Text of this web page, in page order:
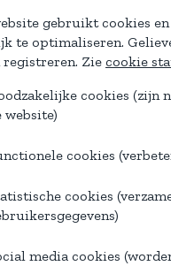
gebruikt cookies
te optimaliseren.
registreren. Zie cookie
cookies (zijn
website)
cookies
cookies
media cookies